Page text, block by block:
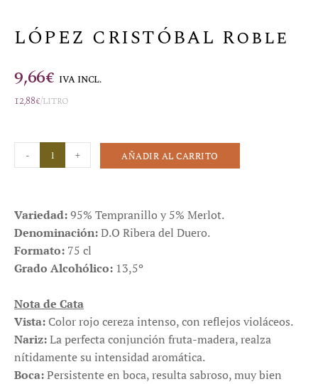
LÓPEZ CRISTÓBAL Roble
9,66€ IVA INCL.
12,88€/litro
- + AÑADIR AL CARRITO
Variedad:95% Tempranillo y 5% Merlot.
Denominación:D.O Ribera del Duero.
Formato: 75 cl
Grado Alcohólico: 13,5º
Nota de Cata
Vista: Color rojo cereza intenso, con reflejos violáceos.
Nariz:La perfecta conjunción fruta-madera, realza
nítidamente su intensidad aromática.
Boca:Persistente en boca, resulta sabroso, muy bien